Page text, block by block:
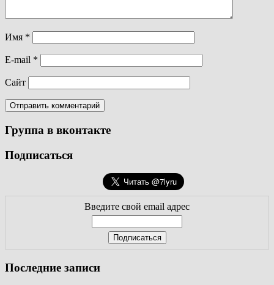
Имя *
E-mail *
Сайт
Группа в вконтакте
Подписаться
Введите свой email адрес
Последние записи